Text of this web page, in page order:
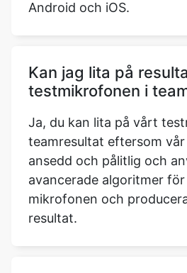
Android och iOS.
Kan jag lita på
testmikrofonen i
Ja, du kan lita på vårt
teamresultat eftersom
ansedd och pålitlig och
avancerade algoritmer
mikrofonen och
resultat.